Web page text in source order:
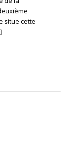
situe cette